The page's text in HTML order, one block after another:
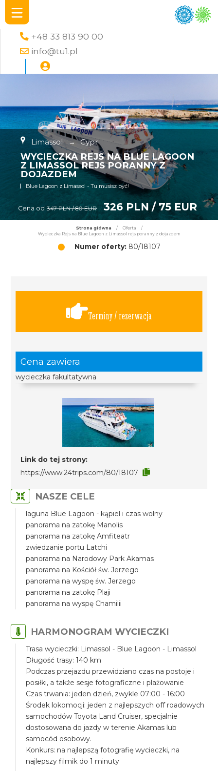
+48 33 813 90 00
info@tu1.pl
Limassol → Cypr
WYCIECZKA REJS NA BLUE LAGOON
Z LIMASSOL REJS PORANNY Z
DOJAZDEM
Blue Lagoon z Limassol - Tu musisz być!
Cena od 347 PLN / 80 EUR 326 PLN / 75 EUR
Strona główna / Oferta
/
Wycieczka Rejs na Blue Lagoon z Limassol rejs poranny z dojazdem
Numer oferty:80/18107
Terminy / rezerwacja
Cena zawiera
wycieczka fakultatywna
Link do tej strony:
https://www.24trips.com/80/18107
NASZE CELE
laguna Blue Lagoon - kąpiel i czas wolny
panorama na zatokę Manolis
panorama na zatokę Amfiteatr
zwiedzanie portu Latchi
panorama na Narodowy Park Akamas
panorama na Kościół św. Jerzego
panorama na wyspę św. Jerzego
panorama na zatokę Plaji
panorama na wyspę Chamilii
HARMONOGRAM WYCIECZKI
Trasa wycieczki: Limassol - Blue Lagoon - Limassol
Długość trasy: 140 km
Podczas przejazdu przewidziano czas na postoje i
posiłki, a także sesje fotograficzne i plażowanie
Czas trwania: jeden dzień, zwykle 07:00 - 16:00
Środek lokomocji: jeden z najlepszych off roadowych
samochodów Toyota Land Cruiser, specjalnie
dostosowana do jazdy w terenie Akamas lub
samocód osobowy.
Konkurs: na najlepszą fotografię wycieczki, na
najlepszy filmik do 1 minuty